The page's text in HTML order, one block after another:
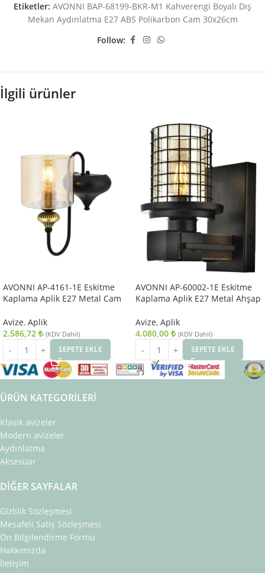
Etiketler: AVONNI BAP-68199-BKR-M1 Kahverengi Boyalı Dış
Mekan Aydınlatma E27 ABS Polikarbon Cam 30x26cm
Follow:
İlgili ürünler
AVONNI AP-4161-1E Eskitme
Kaplama Aplik E27 Metal Cam
Avize, Aplik
2.586,72 ₺ (KDV Dahil)
SEPETE EKLE
AVONNI AP-60002-1E Eskitme
Kaplama Aplik E27 Metal Ahşap
Avize, Aplik
4.080,00 ₺ (KDV Dahil)
SEPETE EKLE
ÜRÜN KATEGORILERI
Klasik avizeler
Modern avizeler
Aydınlatma
Aksesuar
DIĞER SAYFALAR
Gizlilik Sözleşmesi
Mesafeli Satış Sözleşmesi
Ön Bilgilendirme Formu
Hakkımızda
İletişim